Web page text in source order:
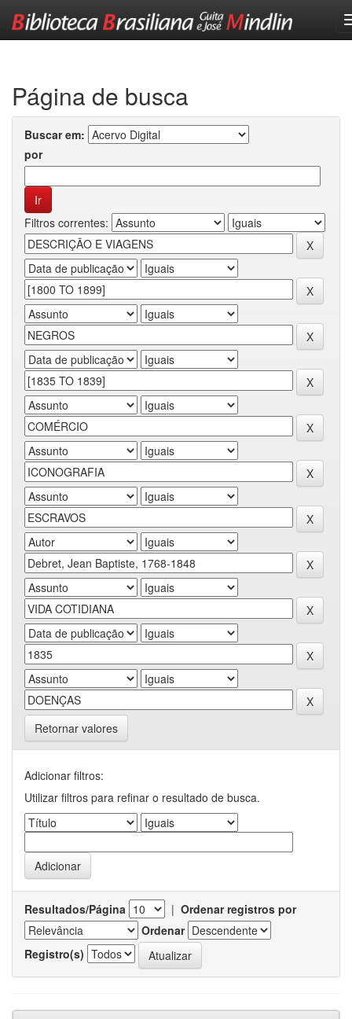
Página de busca
Buscar em:
por
Filtros correntes:
Retornar valores
Adicionar filtros:
Utilizar filtros para refinar o resultado de busca.
Resultados/Página | Ordenar registros por
Ordenar
Registro(s)